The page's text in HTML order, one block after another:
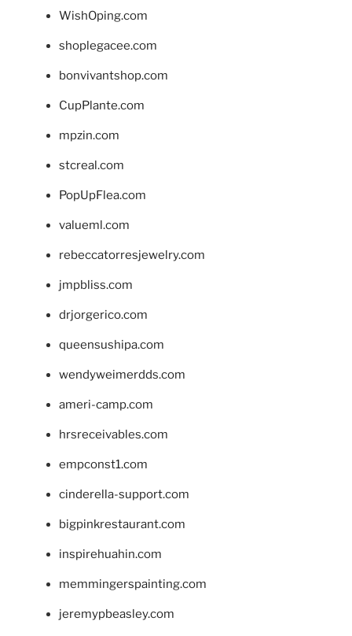
WishOping.com
shoplegacee.com
bonvivantshop.com
CupPlante.com
mpzin.com
stcreal.com
PopUpFlea.com
valueml.com
rebeccatorresjewelry.com
jmpbliss.com
drjorgerico.com
queensushipa.com
wendyweimerdds.com
ameri-camp.com
hrsreceivables.com
empconst1.com
cinderella-support.com
bigpinkrestaurant.com
inspirehuahin.com
memmingerspainting.com
jeremypbeasley.com